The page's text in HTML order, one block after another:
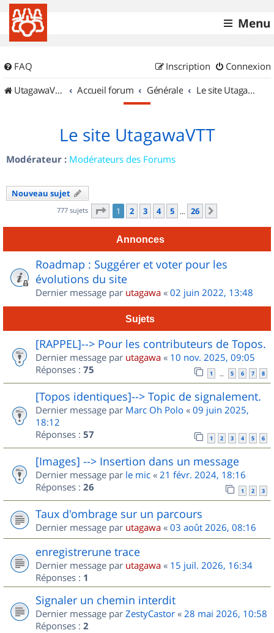
Menu
FAQ Connexion
Inscription
UtagawaVTT (Randos VTT et VTTAE avec traces GPS)
Accueil forum Générale Le site UtagawaVTT
Le site UtagawaVTT
Modérateur : Modérateurs des Forums
Nouveau sujet
777 sujets Page 1sur
1 2 3 4 5 … 26
Annonces
Roadmap : Suggérer et voter pour les
évolutions du site
Dernier message par utagawa « 02 juin 2022, 13:48
Sujets
[RAPPEL]--> Pour les contributeurs de Topos.
Dernier message par utagawa « 10 nov. 2025, 09:05
Réponses : 75 1 … 5 6 7 8
[Topos identiques]--> Topic de signalement.
Dernier message par Marc Oh Polo « 09 juin 2025,
18:12
Réponses : 57 1 2 3 4 5 6
[Images] --> Insertion dans un message
Dernier message par le mic « 21 févr. 2024, 18:16
Réponses : 26 1 2 3
Taux d'ombrage sur un parcours
Dernier message par utagawa « 03 août 2026, 08:16
enregistrerune trace
Dernier message par utagawa « 15 juil. 2026, 16:34
Réponses : 1
Signaler un chemin interdit
Dernier message par ZestyCastor « 28 mai 2026, 10:58
Réponses : 2